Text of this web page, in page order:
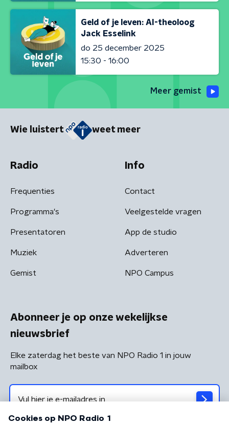
Geld of je leven: AI-theoloog
Jack Esselink
do 25 december 2025
15:30 - 16:00
Meer gemist
Wie luistert weet meer
Radio
Frequenties
Programma's
Presentatoren
Muziek
Gemist
Info
Contact
Veelgestelde vragen
App de studio
Adverteren
NPO Campus
Abonneer je op onze wekelijkse
nieuwsbrief
Elke zaterdag het beste van NPO Radio 1 in jouw
mailbox